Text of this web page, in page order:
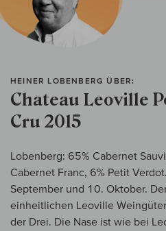
HEINER LOBENBERG ÜBER:
Chateau Leoville
Cru 2015
Lobenberg: 65% Cabernet
Cabernet Franc, 6% Petit
September und 10. Oktober.
einheitlichen Leoville
der Drei. Die Nase ist wie bei